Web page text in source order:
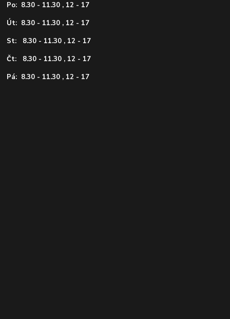
Po: 8.30 - 11.30 , 12 - 17
Út: 8.30 - 11.30 , 12 - 17
St: 8.30 - 11.30 , 12 - 17
Čt: 8.30 - 11.30 , 12 - 17
Pá: 8.30 - 11.30 , 12 - 17